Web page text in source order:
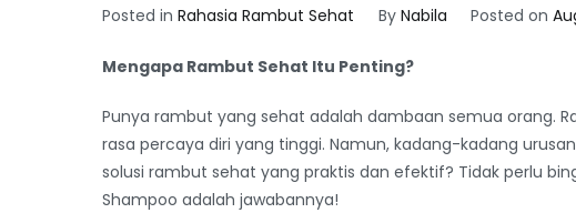
Posted in Rahasia Rambut Sehat By Nabila Posted on
Mengapa Rambut Sehat Itu Penting?
Punya rambut yang sehat adalah dambaan semua orang.
rasa percaya diri yang tinggi. Namun, kadang-kadang
solusi rambut sehat yang praktis dan efektif? Tidak perlu
Shampoo adalah jawabannya!